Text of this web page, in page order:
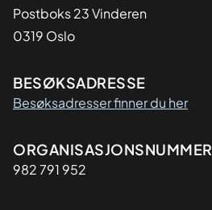
Postboks 23 Vinderen
0319 Oslo
BESØKSADRESSE
Besøksadresser finner du her
Organisasjon
ORGANISASJONSNUMMER
982 791 952